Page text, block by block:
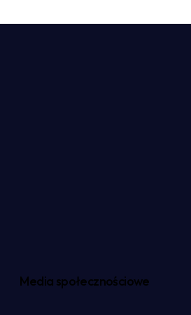
Media społecznościowe